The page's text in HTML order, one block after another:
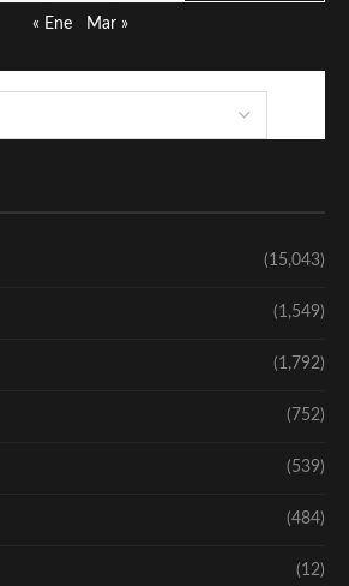
« Ene Mar »
(15,043)
(1,549)
(1,792)
(752)
(539)
(484)
(12)